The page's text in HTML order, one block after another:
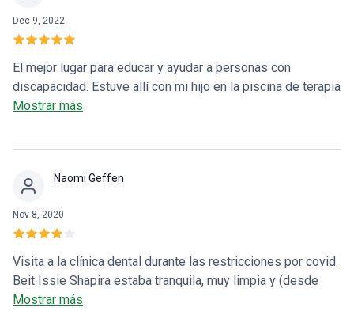
Dec 9, 2022
El mejor lugar para educar y ayudar a personas con
discapacidad. Estuve allí con mi hijo en la piscina de terapia
y es genial. También tienen una clínica dental, un gimnasio,
Mostrar más
Naomi Geffen
Nov 8, 2020
Visita a la clínica dental durante las restricciones por covid.
Beit Issie Shapira estaba tranquila, muy limpia y (desde
nuestra última visita) agradablemente renovada. El personal
Mostrar más